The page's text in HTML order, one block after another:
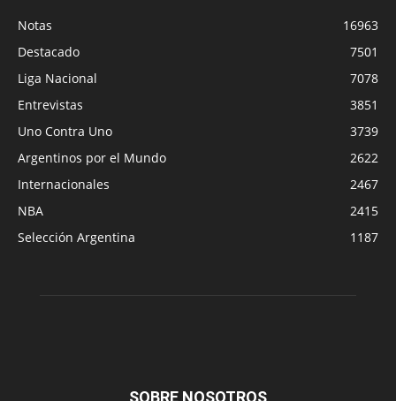
Notas
16963
Destacado
7501
Liga Nacional
7078
Entrevistas
3851
Uno Contra Uno
3739
Argentinos por el Mundo
2622
Internacionales
2467
NBA
2415
Selección Argentina
1187
SOBRE NOSOTROS